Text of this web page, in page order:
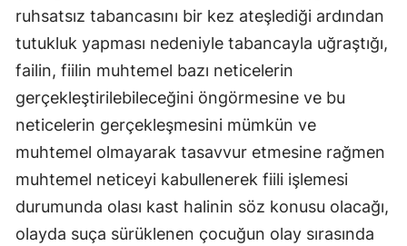
ruhsatsız tabancasını bir kez ateşlediği ardından
tutukluk yapması nedeniyle tabancayla uğraştığı,
failin, fiilin muhtemel bazı neticelerin
gerçekleştirilebileceğini öngörmesine ve bu
neticelerin gerçekleşmesini mümkün ve
muhtemel olmayarak tasavvur etmesine rağmen
muhtemel neticeyi kabullenerek fiili işlemesi
durumunda olası kast halinin söz konusu olacağı,
olayda suça sürüklenen çocuğun olay sırasında